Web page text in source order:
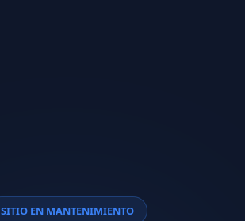
SITIO EN MANTENIMIENTO